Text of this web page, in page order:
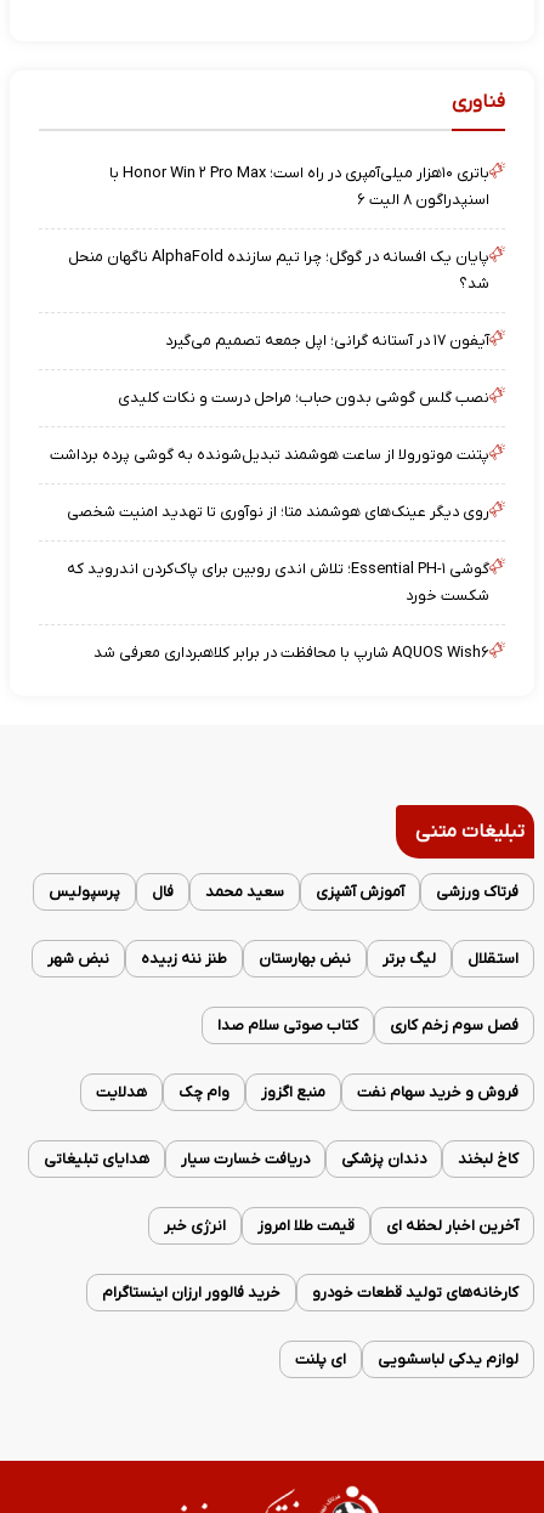
فناوری
باتری ۱۰هزار میلی‌آمپری در راه است؛ Honor Win ۲ Pro Max با
اسنپدراگون ۸ الیت ۶
پایان یک افسانه در گوگل؛ چرا تیم سازنده AlphaFold ناگهان منحل
شد؟
آیفون ۱۷ در آستانه گرانی؛ اپل جمعه تصمیم می‌گیرد
نصب گلس گوشی بدون حباب؛ مراحل درست و نکات کلیدی
پتنت موتورولا از ساعت هوشمند تبدیل‌شونده به گوشی پرده برداشت
روی دیگر عینک‌های هوشمند متا؛ از نوآوری تا تهدید امنیت شخصی
گوشی Essential PH-۱؛ تلاش اندی روبین برای پاک‌کردن اندروید که
شکست خورد
AQUOS Wish۶ شارپ با محافظت در برابر کلاهبرداری معرفی شد
تبلیغات متنی
فرتاک ورزشی آموزش آشپزی سعید محمد فال پرسپولیس
استقلال لیگ برتر نبض بهارستان طنز ننه زبیده نبض شهر
فصل سوم زخم کاری کتاب صوتی سلام صدا
فروش و خرید سهام نفت منبع اگزوز وام چک هدلایت
کاخ لبخند دندان پزشکی دریافت خسارت سیار هدایای تبلیغاتی
آخرین اخبار لحظه ای قیمت طلا امروز انرژی خبر
کارخانه‌های تولید قطعات خودرو خرید فالوور ارزان اینستاگرام
لوازم یدکی لباسشویی ای پلنت